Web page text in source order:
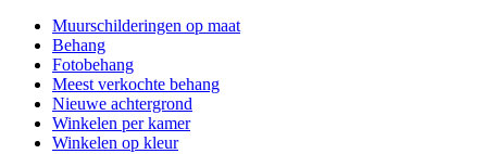
Muurschilderingen op maat
Behang
Fotobehang
Meest verkochte behang
Nieuwe achtergrond
Winkelen per kamer
Winkelen op kleur